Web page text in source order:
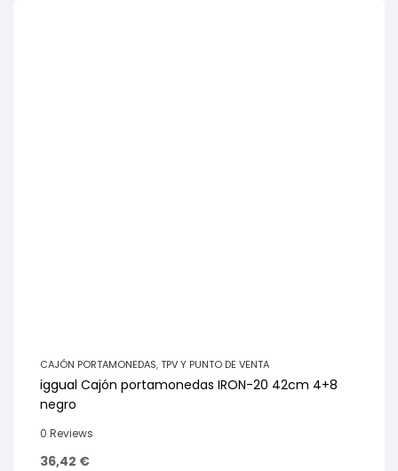
CAJÓN PORTAMONEDAS,TPV Y PUNTO DE VENTA
iggual Cajón portamonedas IRON-20 42cm 4+8
negro
0 Reviews
36,42 €